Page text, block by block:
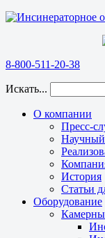
8-800-511-20-38
Искать...
О компании
Пресс-
История
Статьи
Оборудование